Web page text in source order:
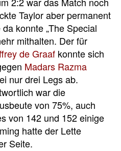
Taylor aber permanent
konnte „The Special
mithalten. Der für
de Graaf konnte sich
Madars Razma
nur drei Legs ab.
war die
von 75%, auch
von 142 und 152 einige
hatte der Lette
Seite.